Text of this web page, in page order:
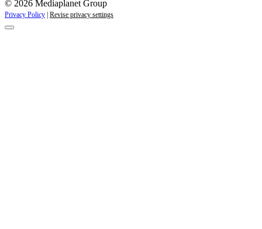
© 2026 Mediaplanet Group
Privacy Policy | Revise privacy settings